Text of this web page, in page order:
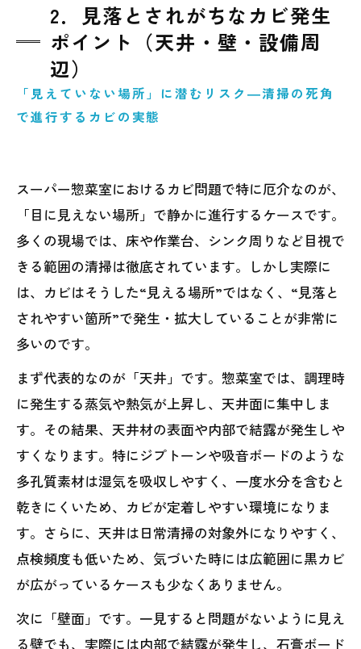
2．見落とされがちなカビ発生
ポイント（天井・壁・設備周
辺）
「見えていない場所」に潜むリスク―清掃の死角
で進行するカビの実態
スーパー惣菜室におけるカビ問題で特に厄介なのが、
「目に見えない場所」で静かに進行するケースです。
多くの現場では、床や作業台、シンク周りなど目視で
きる範囲の清掃は徹底されています。しかし実際に
は、カビはそうした“見える場所”ではなく、“見落と
されやすい箇所”で発生・拡大していることが非常に
多いのです。
まず代表的なのが「天井」です。惣菜室では、調理時
に発生する蒸気や熱気が上昇し、天井面に集中しま
す。その結果、天井材の表面や内部で結露が発生しや
すくなります。特にジプトーンや吸音ボードのような
多孔質素材は湿気を吸収しやすく、一度水分を含むと
乾きにくいため、カビが定着しやすい環境になりま
す。さらに、天井は日常清掃の対象外になりやすく、
点検頻度も低いため、気づいた時には広範囲に黒カビ
が広がっているケースも少なくありません。
次に「壁面」です。一見すると問題がないように見え
る壁でも、実際には内部で結露が発生し、石膏ボード